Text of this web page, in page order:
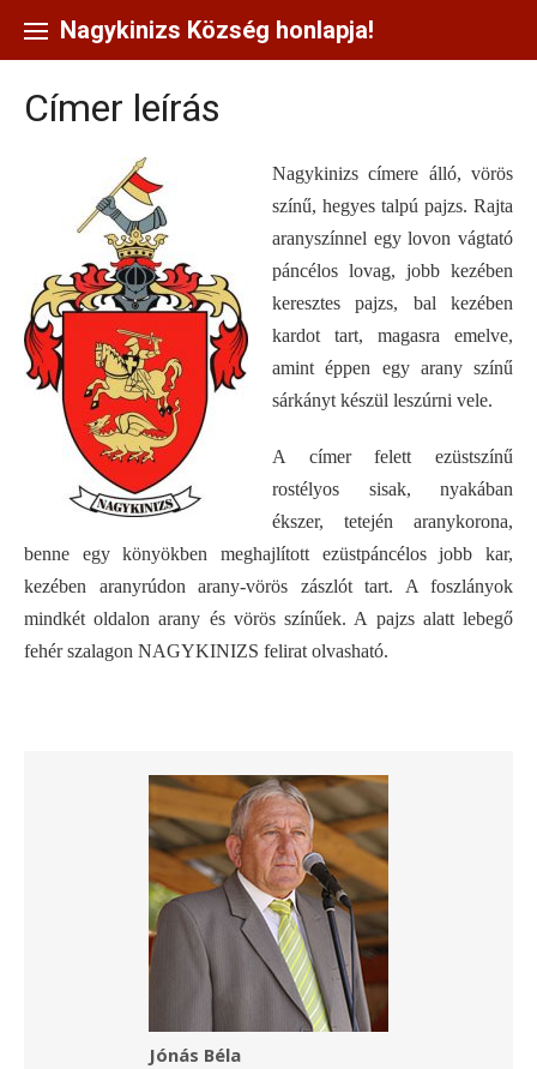
content
Nagykinizs Község honlapja!
Címer leírás
Nagykinizs címere álló, vörös
színű, hegyes talpú pajzs. Rajta
aranyszínnel egy lovon vágtató
páncélos lovag, jobb kezében
keresztes pajzs, bal kezében
kardot tart, magasra emelve,
amint éppen egy arany színű
sárkányt készül leszúrni vele.
A címer felett ezüstszínű
rostélyos sisak, nyakában
ékszer, tetején aranykorona,
benne egy könyökben meghajlított ezüstpáncélos jobb kar,
kezében aranyrúdon arany-vörös zászlót tart. A foszlányok
mindkét oldalon arany és vörös színűek. A pajzs alatt lebegő
fehér szalagon NAGYKINIZS felirat olvasható.
Jónás Béla